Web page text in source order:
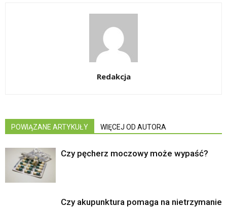
Redakcja
POWIĄZANE ARTYKUŁY WIĘCEJ OD AUTORA
Czy pęcherz moczowy może wypaść?
Czy akupunktura pomaga na nietrzymanie